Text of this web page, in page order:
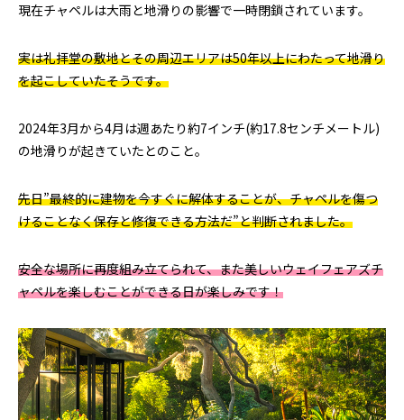
現在チャペルは大雨と地滑りの影響で一時閉鎖されています。
実は礼拝堂の敷地とその周辺エリアは50年以上にわたって地滑り
を起こしていたそうです。
2024年3月から4月は週あたり約7インチ(約17.8センチメートル)
の地滑りが起きていたとのこと。
先日”最終的に建物を今すぐに解体することが、チャペルを傷つ
けることなく保存と修復できる方法だ”と判断されました。
安全な場所に再度組み立てられて、また美しいウェイフェアズチ
ャペルを楽しむことができる日が楽しみです！